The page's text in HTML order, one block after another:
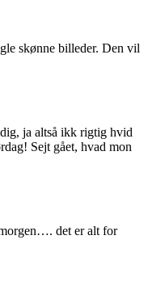
skønne billeder. Den vil
ja altså ikk rigtig hvid
Sejt gået, hvad mon
det er alt for